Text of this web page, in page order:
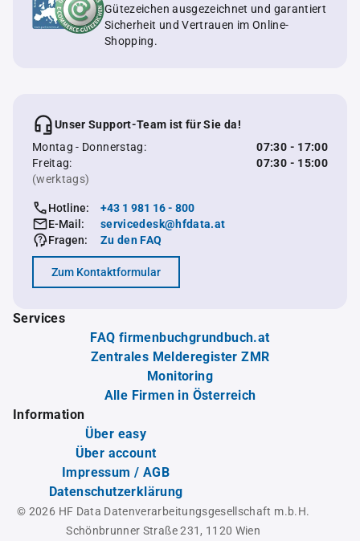
Gütezeichen ausgezeichnet und garantiert
Sicherheit und Vertrauen im Online-
Shopping.
Unser Support-Team ist für Sie da!
Montag - Donnerstag:
07:30 - 17:00
Freitag:
07:30 - 15:00
(werktags)
Hotline:
+43 1 981 16 - 800
E-Mail:
servicedesk@hfdata.at
Fragen:
Zu den FAQ
Zum Kontaktformular
Services
FAQ firmenbuchgrundbuch.at
Zentrales Melderegister ZMR
Monitoring
Alle Firmen in Österreich
Information
Über easy
Über account
Impressum / AGB
Datenschutzerklärung
© 2026 HF Data Datenverarbeitungsgesellschaft m.b.H.
Schönbrunner Straße 231, 1120 Wien